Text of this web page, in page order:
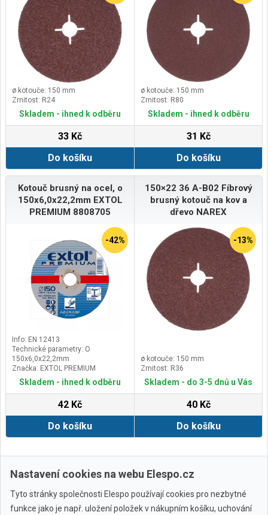
ø kotouče: 150 mm
Zrnitost: R24
Skladem - ihned k odběru
33 Kč
Do košíku
ø kotouče: 150 mm
Zrnitost: R80
Skladem - ihned k odběru
31 Kč
Do košíku
Kotouč brusný na ocel, o
150x6,0x22,2mm EXTOL
PREMIUM 8808705
-42%
Info: EN 12413
Technické parametry: O
150x6,0x22,2mm
Značka: EXTOL PREMIUM
Skladem - ihned k odběru
42 Kč
Do košíku
150×22 36 A-B02 Fíbrový
brusný kotouč na kov a
dřevo NAREX
-13%
ø kotouče: 150 mm
Zrnitost: R36
Skladem - do 3-5 dnů u Vás
40 Kč
Do košíku
Zobrazit další
Nastavení cookies na webu Elespo.cz
Tyto stránky společnosti Elespo používají cookies pro nezbytné
funkce jako je např. uložení položek v nákupním košíku, uchování